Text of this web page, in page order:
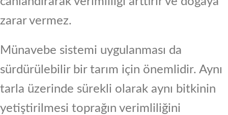
zarar vermez.
Münavebe sistemi uygulanması da
sürdürülebilir bir tarım için önemlidir. Aynı
tarla üzerinde sürekli olarak aynı bitkinin
yetiştirilmesi toprağın verimliliğini